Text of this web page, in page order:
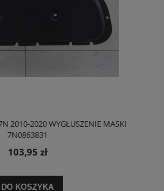
2010-2020 WYGŁUSZENIE MASKI
7N0863831
103,95 zł
DO KOSZYKA